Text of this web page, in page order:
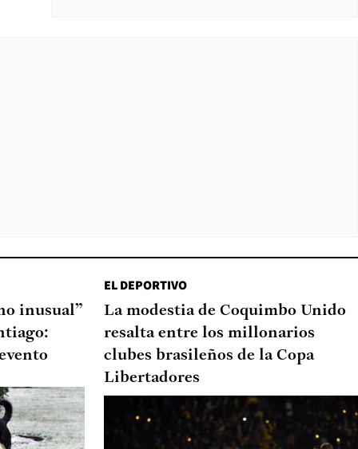
inusual”
EL DEPORTIVO
La modestia de Coquimbo Unido
resalta entre los millonarios
clubes brasileños de la Copa
Libertadores